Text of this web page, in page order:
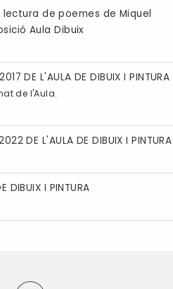
lectura de poemes de Miquel
Aula Dibuix
DE L'AULA DE DIBUIX I PINTURA
de l'Aula.
DE L'AULA DE DIBUIX I PINTURA
DIBUIX I PINTURA